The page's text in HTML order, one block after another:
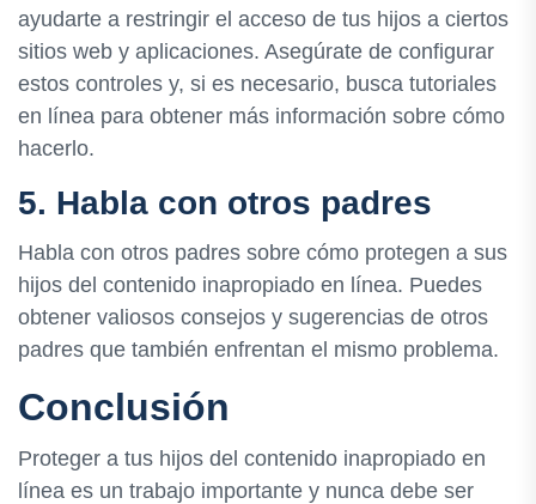
ayudarte a restringir el acceso de tus hijos a ciertos
sitios web y aplicaciones. Asegúrate de configurar
estos controles y, si es necesario, busca tutoriales
en línea para obtener más información sobre cómo
hacerlo.
5. Habla con otros padres
Habla con otros padres sobre cómo protegen a sus
hijos del contenido inapropiado en línea. Puedes
obtener valiosos consejos y sugerencias de otros
padres que también enfrentan el mismo problema.
Conclusión
Proteger a tus hijos del contenido inapropiado en
línea es un trabajo importante y nunca debe ser